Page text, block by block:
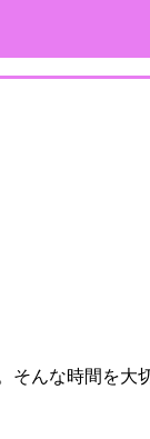
んな時間を大